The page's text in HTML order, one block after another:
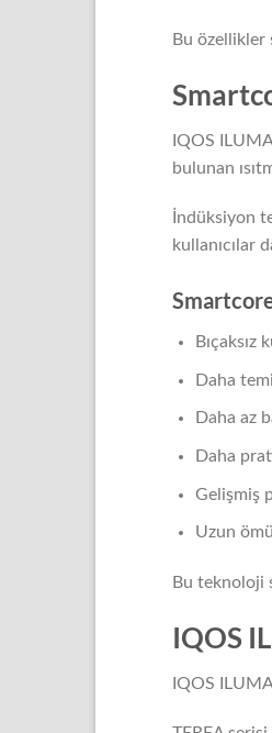
Bu özellikler
IQOS
bulunan
İndüksiyon
kullanıcılar
Bıçaksız
Daha
Daha az
Daha
Gelişmiş
Uzun
Bu teknoloji
IQOS
IQOS